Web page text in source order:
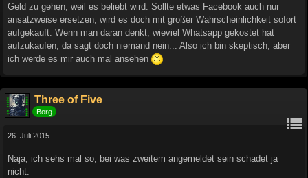
Geld zu gehen, weil es beliebt wird. Sollte etwas Facebook auch nur
ansatzweise ersetzen, wird es doch mit großer Wahrscheinlichkeit sofort
aufgekauft. Wenn man daran denkt, wieviel Whatsapp gekostet hat
aufzukaufen, da sagt doch niemand nein... Also ich bin skeptisch, aber
ich werde es mir auch mal ansehen
Three of Five
Borg
26. Juli 2015
Naja, ich sehs mal so, bei was zweitem angemeldet sein schadet ja
nicht.